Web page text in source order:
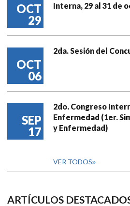
OCT
29
Interna, 29 al 31 de
OCT
06
2da. Sesión del
SEP
17
2do. Congreso
Enfermedad (1er.
y Enfermedad)
VER TODOS
ARTÍCULOS